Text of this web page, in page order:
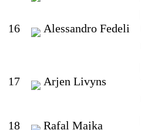
16 Alessandro Fedeli
17 Arjen Livyns
18 Rafal Majka